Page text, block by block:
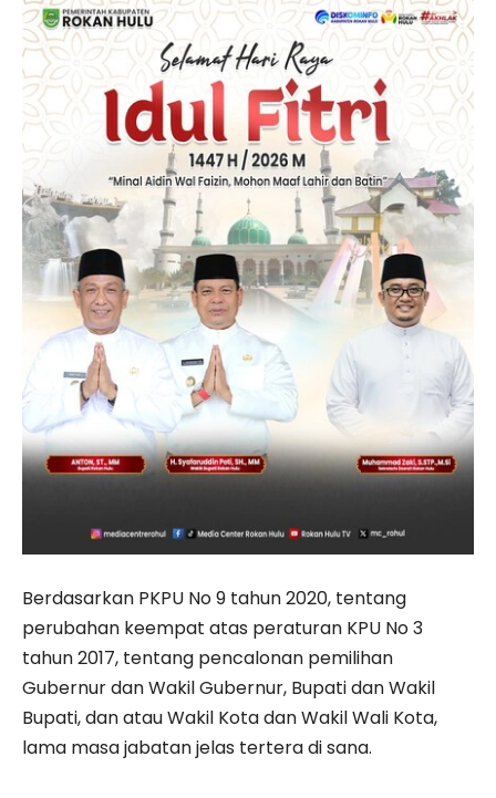
Berdasarkan PKPU No 9 tahun 2020, tentang
perubahan keempat atas peraturan KPU No 3
tahun 2017, tentang pencalonan pemilihan
Gubernur dan Wakil Gubernur, Bupati dan Wakil
Bupati, dan atau Wakil Kota dan Wakil Wali Kota,
lama masa jabatan jelas tertera di sana.